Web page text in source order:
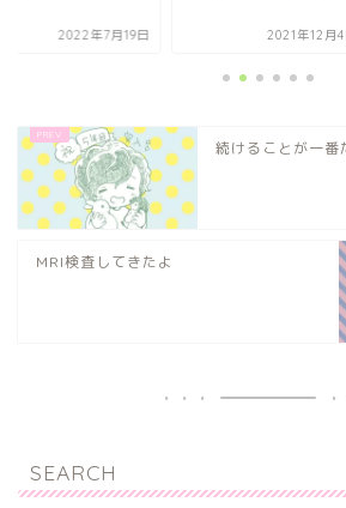
2022年7月19日 2021年12月4
続けることが一番
MRI検査してきたよ
SEARCH